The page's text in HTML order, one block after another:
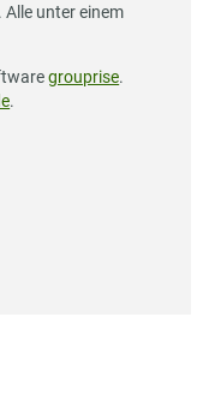
unter einem
grouprise.
.